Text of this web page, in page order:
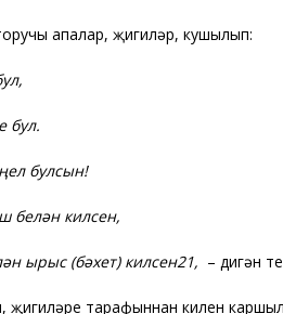
апалар, җиңгиләр, кушылып:
бул.
булсын!
белән килсен,
ырыс (бәхет) килсен21, – дигән
җиңгиләре тарафыннан килен